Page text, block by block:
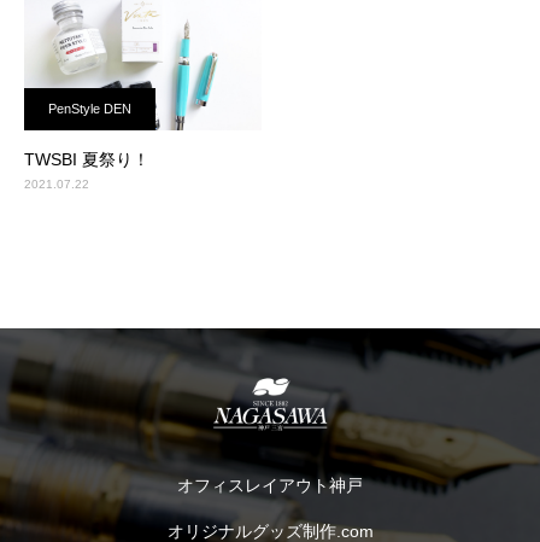
PenStyle DEN
TWSBI 夏祭り！
2021.07.22
オフィスレイアウト神戸
オリジナルグッズ制作.com